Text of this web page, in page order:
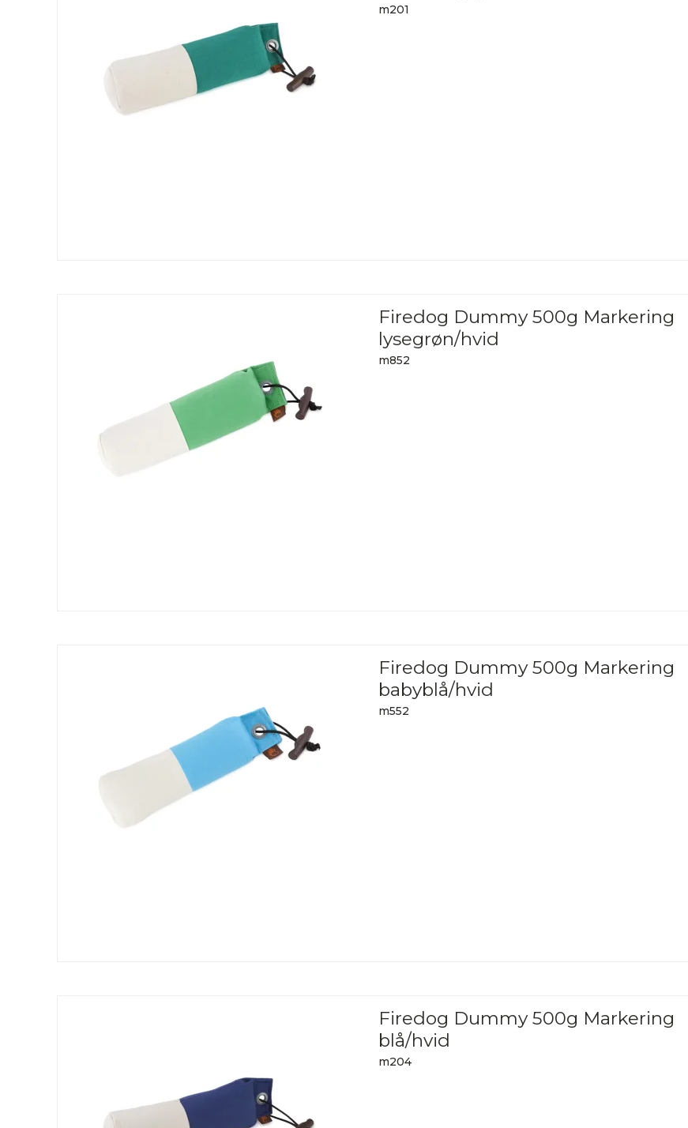
m201
Firedog Dummy 500g Markering
lysegrøn/hvid
m852
Firedog Dummy 500g Markering
babyblå/hvid
m552
Firedog Dummy 500g Markering
blå/hvid
m204